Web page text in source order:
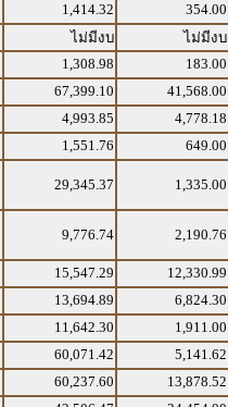
1,414.32 354.00
ไม่มีงบ ไม่มีงบ
1,308.98 183.00
67,399.10 41,568.00
4,993.85 4,778.18
1,551.76 649.00
29,345.37 1,335.00
9,776.74 2,190.76
15,547.29 12,330.99
13,694.89 6,824.30
11,642.30 1,911.00
60,071.42 5,141.62
60,237.60 13,878.52